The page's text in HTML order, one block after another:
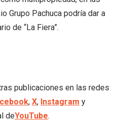
Grupo Pachuca podría dar a
de “La Fiera”.
publicaciones en las redes
, X, Instagram y
deYouTube.